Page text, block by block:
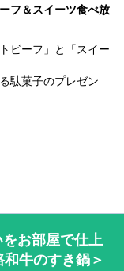
フ＆スイーツ食べ放
ビーフ」と「スイー
駄菓子のプレゼン
お部屋で仕上
牛のすき鍋＞